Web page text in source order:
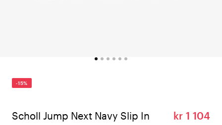
-15%
Scholl Jump Next Navy Slip In
kr 1 104